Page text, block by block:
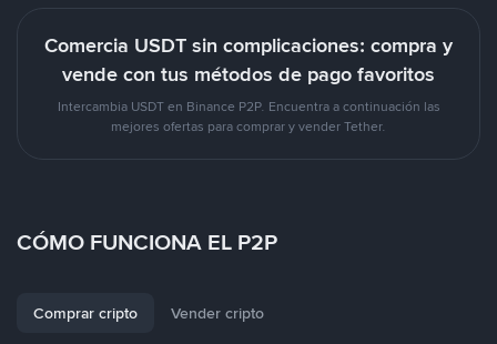
Comercia USDT sin complicaciones: compra y
vende con tus métodos de pago favoritos
Intercambia USDT en Binance P2P. Encuentra a continuación las
mejores ofertas para comprar y vender Tether.
CÓMO FUNCIONA EL P2P
Comprar cripto Vender cripto